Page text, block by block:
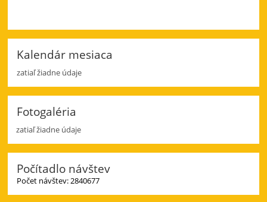
Kalendár mesiaca
zatiaľ žiadne údaje
Fotogaléria
zatiaľ žiadne údaje
Počítadlo návštev
Počet návštev: 2840677